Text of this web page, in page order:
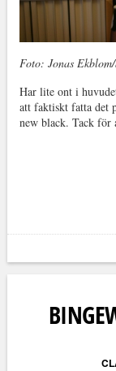
Foto: Jonas
Har lite ont i
att faktiskt fatta det
new black. Tack för